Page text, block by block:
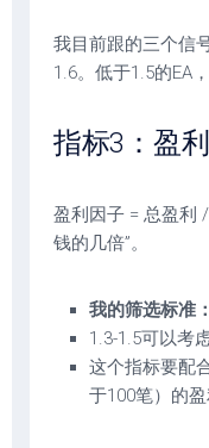
我目前跟的三个信
1.6。低于1.5的EA
指标3：盈
盈利因子 = 总盈利
钱的几倍”。
我的筛选标准
1.3-1.5可以考
这个指标要配
于100笔）的